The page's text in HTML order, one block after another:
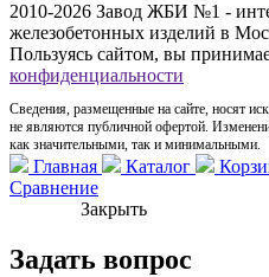
2010-2026 Завод ЖБИ №1 -
железобетонных изделий в
Пользуясь сайтом, вы
конфиденциальности
Сведения, размещенные на сайте, носят
не являются публичной офертой.
как значительными, так и минимальными.
Главная Каталог
Сравнение
Закрыть
Задать вопрос